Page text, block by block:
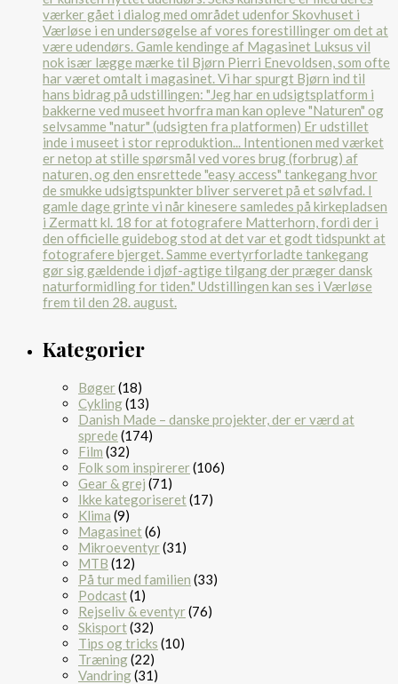
Kategorier
Bøger(18)
Cykling(13)
Danish Made – danske projekter, der er værd at
sprede (174)
Film (32)
Folk som inspirerer(106)
Gear & grej (71)
Ikke kategoriseret(17)
Klima (9)
Magasinet(6)
Mikroeventyr(31)
MTB (12)
På tur med familien (33)
Podcast(1)
Rejseliv & eventyr(76)
Skisport(32)
Tips og tricks (10)
Træning(22)
Vandring(31)